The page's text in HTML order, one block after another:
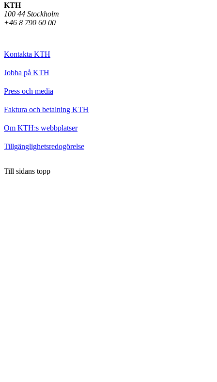
KTH
100 44 Stockholm
+46 8 790 60 00
Kontakta KTH
Jobba på KTH
Press och media
Faktura och betalning KTH
Om KTH:s webbplatser
Tillgänglighetsredogörelse
Till sidans topp